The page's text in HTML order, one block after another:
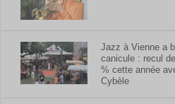
Jazz à Vienne a
canicule : recul
% cette année
Cybèle